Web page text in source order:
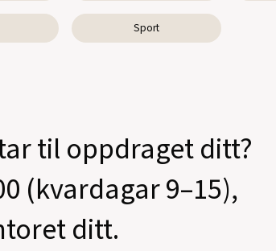
Sport
til oppdraget ditt?
(kvardagar 9–15),
ditt.